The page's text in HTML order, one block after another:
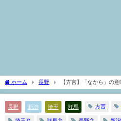
ホーム 長野 【方言】「なから」の
長野 新潟 埼玉 群馬 方言